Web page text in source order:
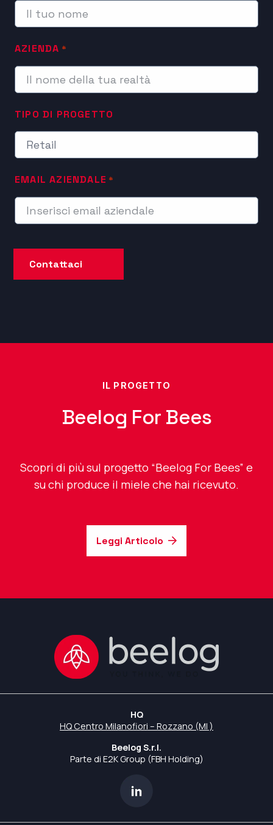
AZIENDA *
TIPO DI PROGETTO
EMAIL AZIENDALE *
Contattaci
IL PROGETTO
Beelog For Bees
Scopri di più sul progetto “Beelog For Bees” e
su chi produce il miele che hai ricevuto.
Leggi Articolo
HQ
HQ Centro Milanofiori – Rozzano (MI )
Beelog S.r.l.
Parte di E2K Group (FBH Holding)